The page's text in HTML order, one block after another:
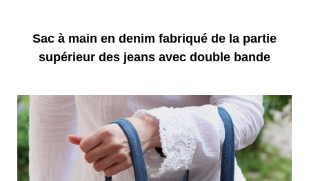
Sac à main en denim fabriqué de la partie
supérieur des jeans avec double bande